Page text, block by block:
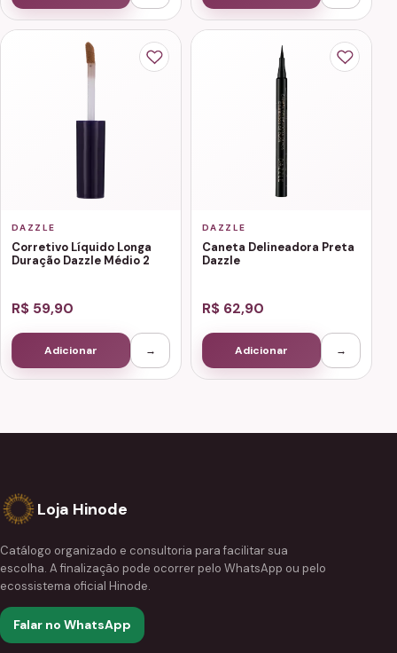
DAZZLE
Corretivo Líquido Longa
Duração Dazzle Médio 2
R$ 59,90
Adicionar →
DAZZLE
Caneta Delineadora Preta
Dazzle
R$ 62,90
Adicionar →
Loja Hinode
Catálogo organizado e consultoria para facilitar sua
escolha. A finalização pode ocorrer pelo WhatsApp ou pelo
ecossistema oficial Hinode.
Falar no WhatsApp